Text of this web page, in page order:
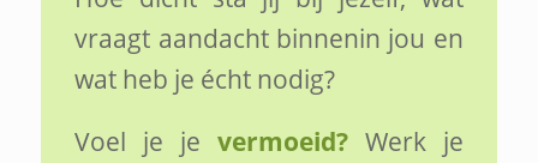
vraagt aandacht binnenin jou en
wat heb je écht nodig?
Voel je je vermoeid?Werk je